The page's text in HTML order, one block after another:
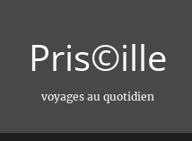
Pris©ille
voyages au quotidien